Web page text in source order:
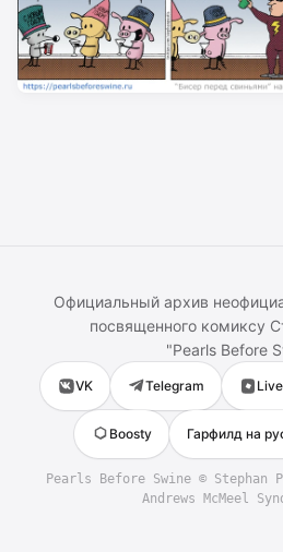
Официальный архив
посвященного комиксу
"Pearls Before
VK Telegram
Boosty Гарфилд на
Pearls Before Swine © Stephan
Andrews McMeel